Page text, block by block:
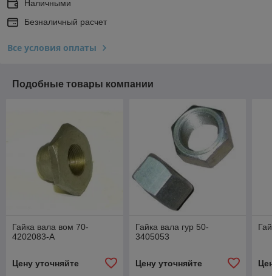
Наличными
Безналичный расчет
Все условия оплаты
Подобные товары компании
Гайка вала вом 70-
4202083-А
Цену уточняйте
Гайка вала гур 50-
3405053
Цену уточняйте